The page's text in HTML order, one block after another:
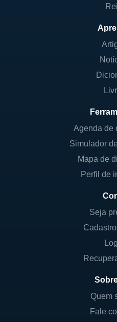
Agenda de
Simulador
Mapa de
Perfil de
Seja
Quem
Fale